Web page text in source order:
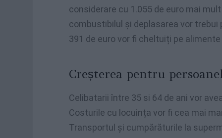
considerare cu 1.055 de euro mai
combustibilul și deplasarea vor
391 de euro vor fi cheltuiți pe
Creșterea pentru
Celibatarii între 35 si 64 de ani vor
Costurile cu locuința vor fi cea mai
Transportul și cumpărăturile la